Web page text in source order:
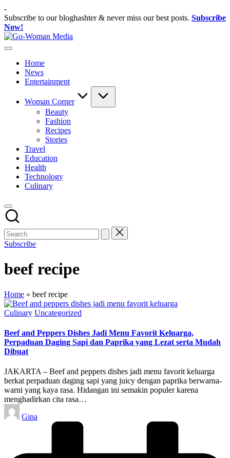
Skip
to
content
-
Subscribe to our bloghashter & never miss our best posts. Subscribe
Now!
Portal
Untuk
Wanita
Indonesia
Home
News
Entertainment
Woman Corner
Beauty
Fashion
Recipes
Stories
Travel
Education
Health
Technology
Culinary
Subscribe
beef recipe
Home » beef recipe
Posted
Culinary Uncategorized
Beef and Peppers Dishes Jadi Menu Favorit Keluarga,
Perpaduan Daging Sapi dan Paprika yang Lezat serta Mudah
Dibuat
JAKARTA – Beef and peppers dishes jadi menu favorit keluarga
berkat perpaduan daging sapi yang juicy dengan paprika berwarna-
warni yang kaya rasa. Hidangan ini semakin populer karena
menghadirkan cita rasa…
Posted
by
Gina